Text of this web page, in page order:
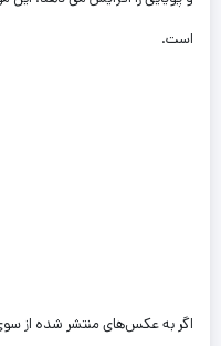
است.
اگر به عکس‌های منتشر شده از